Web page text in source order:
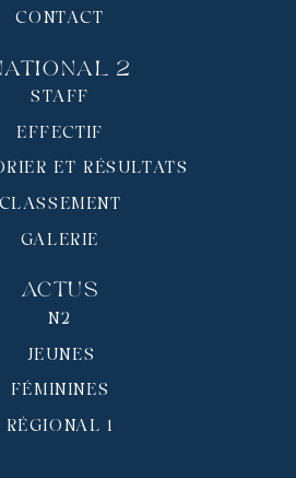
CONTACT
2
STAFF
EFFECTIF
ET RÉSULTATS
CLASSEMENT
GALERIE
Actus
N2
JEUNES
FÉMININES
RÉGIONAL 1